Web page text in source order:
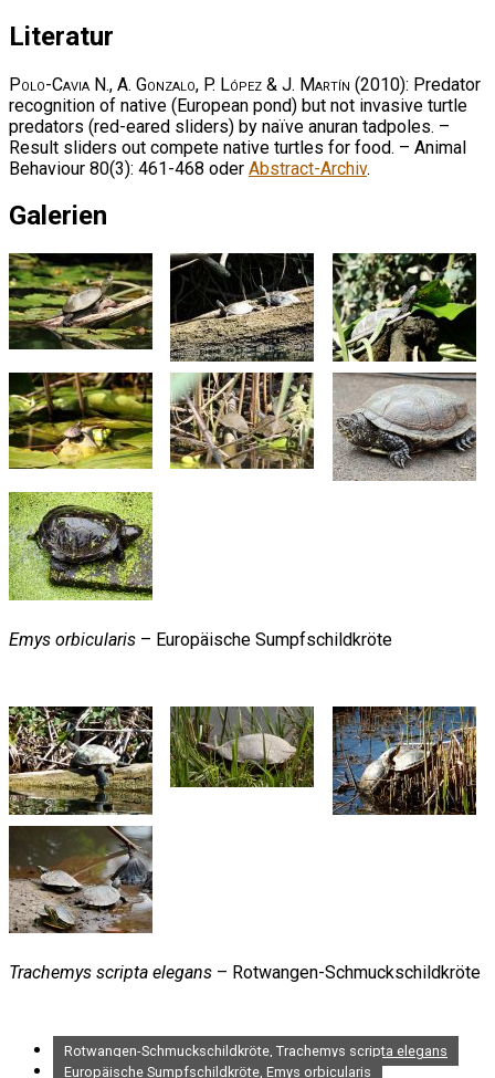
Literatur
Polo-Cavia N., A. Gonzalo, P. López & J. Martín (2010): Predator
recognition of native (European pond) but not invasive turtle
predators (red-eared sliders) by naïve anuran tadpoles. –
Result sliders out compete native turtles for food. – Animal
Behaviour 80(3): 461-468 oder Abstract-Archiv.
Galerien
Emys orbicularis – Europäische Sumpfschildkröte
Trachemys scripta elegans – Rotwangen-Schmuckschildkröte
Rotwangen-Schmuckschildkröte, Trachemys scripta elegans
Europäische Sumpfschildkröte, Emys orbicularis